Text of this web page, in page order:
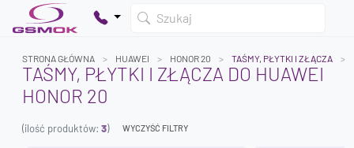
Szukaj
Dodaj produkty, aby kontynuować.
STRONA GŁÓWNA HUAWEI HONOR 20 TAŚMY, PŁYTKI I ZŁĄCZA
TAŚMY, PŁYTKI I ZŁĄCZA DO HUAWEI
HONOR 20
(ilość produktów: 3) WYCZYŚĆ FILTRY